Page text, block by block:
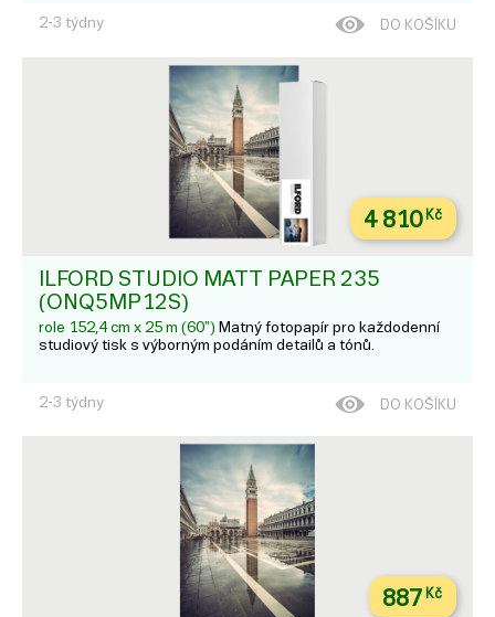
2-3 týdny DO KOŠÍKU
4 810Kč
ILFORD STUDIO MATT PAPER 235
(ONQ5MP12S)
role 152,4 cm x 25 m (60") Matný fotopapír pro každodenní
studiový tisk s výborným podáním detailů a tónů.
2-3 týdny DO KOŠÍKU
887 Kč